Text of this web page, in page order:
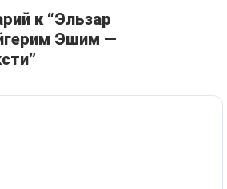
к “Эльзар
Эшим —